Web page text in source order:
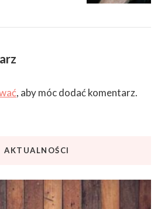
, aby móc dodać komentarz.
AKTUALNOŚCI